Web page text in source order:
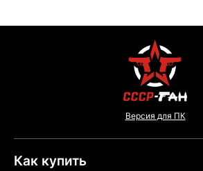
Версия для ПК
Как купить